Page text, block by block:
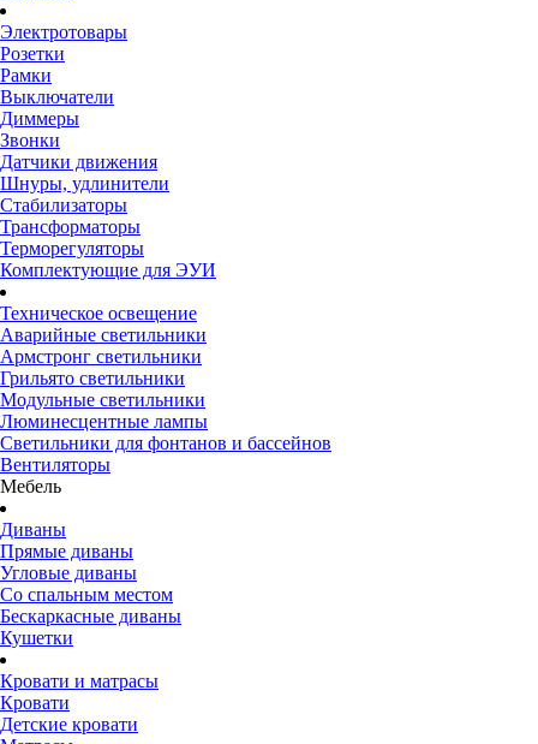
Электротовары
Розетки
Рамки
Выключатели
Диммеры
Звонки
Датчики движения
Шнуры, удлинители
Стабилизаторы
Трансформаторы
Терморегуляторы
Комплектующие для ЭУИ
Техническое освещение
Аварийные светильники
Армстронг светильники
Грильято светильники
Модульные светильники
Люминесцентные лампы
Светильники для фонтанов и бассейнов
Вентиляторы
Мебель
Диваны
Прямые диваны
Угловые диваны
Со спальным местом
Бескаркасные диваны
Кушетки
Кровати и матрасы
Кровати
Детские кровати